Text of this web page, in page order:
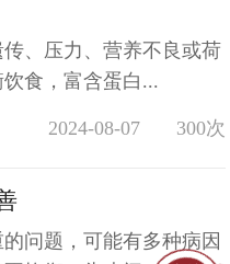
、压力、营养不良或荷
食，富含蛋白...
2024-08-07 300次
问题，可能有多种病因